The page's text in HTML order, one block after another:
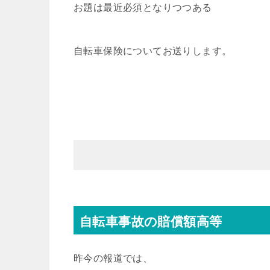
お題は最近必須となりつつある
自転車保険についてお送りします。
自転車事故の賠償額高等
昨今の報道では、